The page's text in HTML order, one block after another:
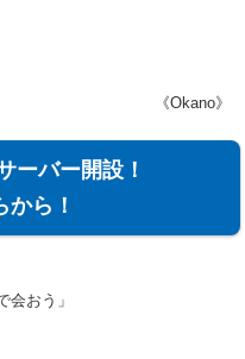
《Okano》
ーバー開設！
から！
会おう」